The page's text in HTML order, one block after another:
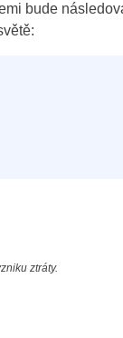
bude
ztráty.